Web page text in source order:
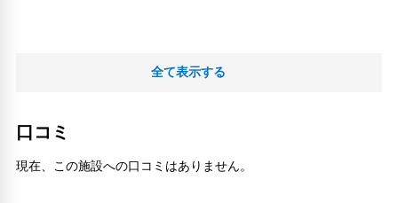
全て表示する
口コミ
現在、この施設への口コミはありません。